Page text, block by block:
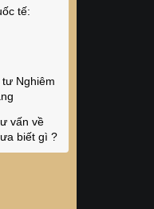
tế:
Nghiêm
vấn về
biết gì ?